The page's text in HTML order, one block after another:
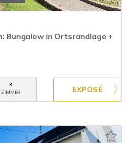
Bungalow in Ortsrandlage +
3
ZIMMER